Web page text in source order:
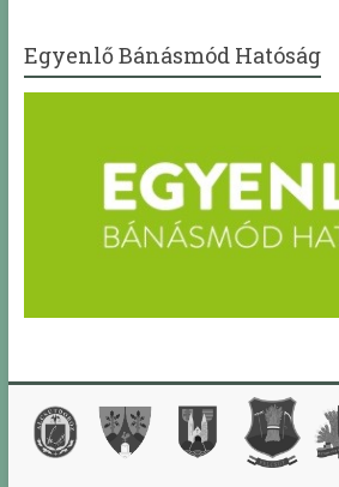
Egyenlő Bánásmód Hatóság